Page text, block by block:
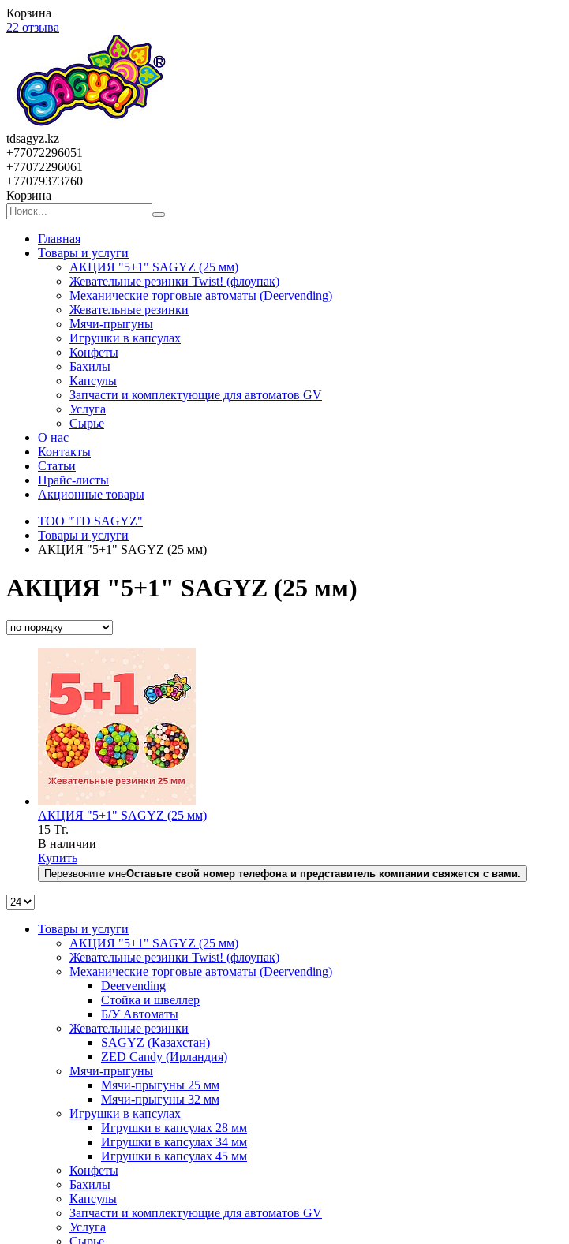
Корзина
22 отзыва
tdsagyz.kz
+77072296051
+77072296061
+77079373760
Корзина
Главная
Товары и услуги
АКЦИЯ "5+1" SAGYZ (25 мм)
Жевательные резинки Twist! (флоупак)
Механические торговые автоматы (Deervending)
Жевательные резинки
Мячи-прыгуны
Игрушки в капсулах
Конфеты
Бахилы
Капсулы
Запчасти и комплектующие для автоматов GV
Услуга
Сырье
О нас
Контакты
Статьи
Прайс-листы
Акционные товары
ТОО "TD SAGYZ"
Товары и услуги
АКЦИЯ "5+1" SAGYZ (25 мм)
АКЦИЯ "5+1" SAGYZ (25 мм)
АКЦИЯ "5+1" SAGYZ (25 мм)
15 Тг.
В наличии
Купить
Перезвоните мнеОставьте свой номер телефона и представитель компании свяжется с вами.
Товары и услуги
АКЦИЯ "5+1" SAGYZ (25 мм)
Жевательные резинки Twist! (флоупак)
Механические торговые автоматы (Deervending)
Deervending
Стойка и швеллер
Б/У Автоматы
Жевательные резинки
SAGYZ (Казахстан)
ZED Candy (Ирландия)
Мячи-прыгуны
Мячи-прыгуны 25 мм
Мячи-прыгуны 32 мм
Игрушки в капсулах
Игрушки в капсулах 28 мм
Игрушки в капсулах 34 мм
Игрушки в капсулах 45 мм
Конфеты
Бахилы
Капсулы
Запчасти и комплектующие для автоматов GV
Услуга
Сырье